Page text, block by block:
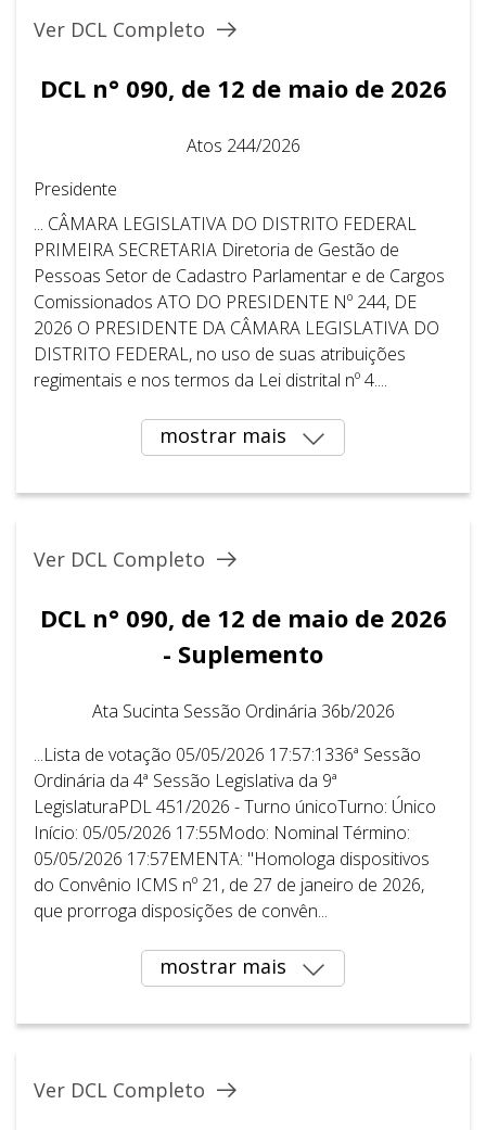
Ver DCL Completo
DCL n° 090, de 12 de maio de 2026
Atos 244/2026
Presidente
... CÂMARA LEGISLATIVA DO DISTRITO FEDERAL ​ ​
PRIMEIRA SECRETARIA Diretoria de Gestão de
Pessoas Setor de Cadastro Parlamentar e de Cargos
Comissionados ATO DO PRESIDENTE Nº 244, DE
2026 O PRESIDENTE DA CÂMARA LEGISLATIVA DO
DISTRITO FEDERAL, no uso de suas atribuições
regimentais e nos termos da Lei distrital nº 4....
mostrar mais
Ver DCL Completo
DCL n° 090, de 12 de maio de 2026
- Suplemento
Ata Sucinta Sessão Ordinária 36b/2026
...Lista de votação 05/05/2026 17:57:1336ª Sessão
Ordinária da 4ª Sessão Legislativa da 9ª
LegislaturaPDL 451/2026 - Turno únicoTurno: Único
Início: 05/05/2026 17:55Modo: Nominal Término:
05/05/2026 17:57EMENTA: "Homologa dispositivos
do Convênio ICMS nº 21, de 27 de janeiro de 2026,
que prorroga disposições de convên...
mostrar mais
Ver DCL Completo